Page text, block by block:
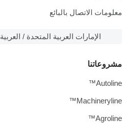
معلومات الاتصال بالبائع
الإمارات العربية المتحدة / العربية
مشروعاتنا
Autoline™
Machineryline™
Agroline™